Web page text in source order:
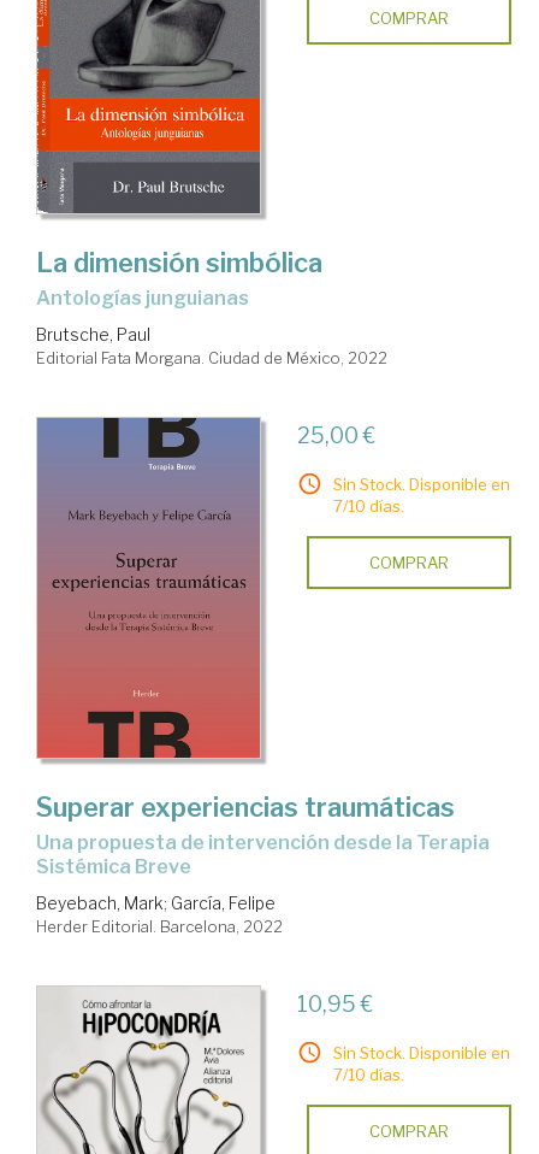
COMPRAR
La dimensión simbólica
antologías junguianas
Brutsche, Paul
Editorial Fata Morgana. Ciudad de México, 2022
25,00 €
Sin Stock. Disponible en
7/10 días.
COMPRAR
Superar experiencias traumáticas
una propuesta de intervención desde la Terapia
Sistémica Breve
Beyebach, Mark; García, Felipe
Herder Editorial. Barcelona, 2022
10,95 €
Sin Stock. Disponible en
7/10 días.
COMPRAR